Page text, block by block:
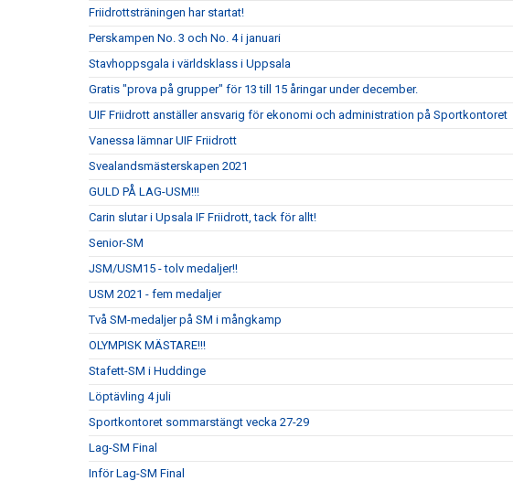
Friidrottsträningen har startat!
Perskampen No. 3 och No. 4 i januari
Stavhoppsgala i världsklass i Uppsala
Gratis "prova på grupper" för 13 till 15 åringar under december.
UIF Friidrott anställer ansvarig för ekonomi och administration på Sportkontoret
Vanessa lämnar UIF Friidrott
Svealandsmästerskapen 2021
GULD PÅ LAG-USM!!!
Carin slutar i Upsala IF Friidrott, tack för allt!
Senior-SM
JSM/USM15 - tolv medaljer!!
USM 2021 - fem medaljer
Två SM-medaljer på SM i mångkamp
OLYMPISK MÄSTARE!!!
Stafett-SM i Huddinge
Löptävling 4 juli
Sportkontoret sommarstängt vecka 27-29
Lag-SM Final
Inför Lag-SM Final